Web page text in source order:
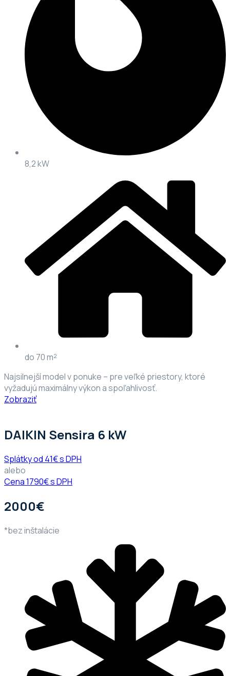
8,2 kW
do 70 m²
Najsilnejší model v ponuke – pre veľké priestory, ktoré
vyžadujú maximálny výkon a spoľahlivosť.
Zobraziť
DAIKIN Sensira 6 kW
Splátky od 41€ s DPH
alebo
Cena 1790€ s DPH
2000€
*bez inštalácie